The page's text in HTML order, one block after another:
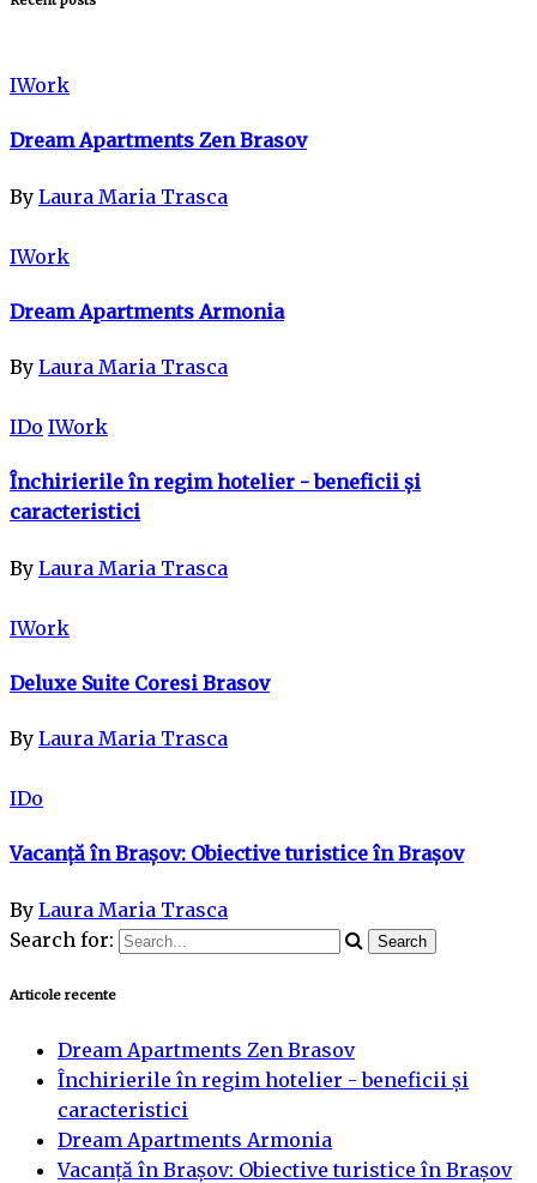
IWork
Dream Apartments Zen Brasov
By Laura Maria Trasca
IWork
Dream Apartments Armonia
By Laura Maria Trasca
IDo IWork
Închirierile în regim hotelier - beneficii și
caracteristici
By Laura Maria Trasca
IWork
Deluxe Suite Coresi Brasov
By Laura Maria Trasca
IDo
Vacanță în Brașov: Obiective turistice în Brașov
By Laura Maria Trasca
Search for:
Articole recente
Dream Apartments Zen Brasov
Închirierile în regim hotelier - beneficii și
caracteristici
Dream Apartments Armonia
Vacanță în Brașov: Obiective turistice în Brașov